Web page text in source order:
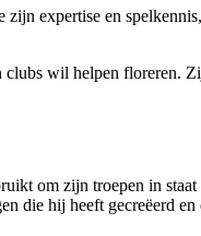
expertise en
wil helpen floreren.
om zijn troepen in staat
die hij heeft gecreëerd en